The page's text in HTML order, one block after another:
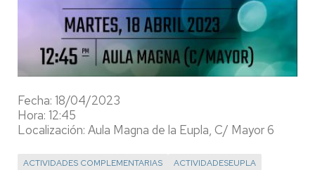
Fecha: 18/04/2023
Hora: 12:45
Localización: Aula Magna de la Eupla, C/ Mayor 6
ACTIVIDADES COMPLEMENTARIAS ACTIVIDADESEUPLA